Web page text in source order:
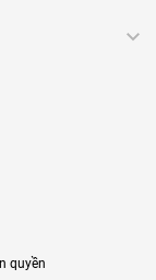
quyền